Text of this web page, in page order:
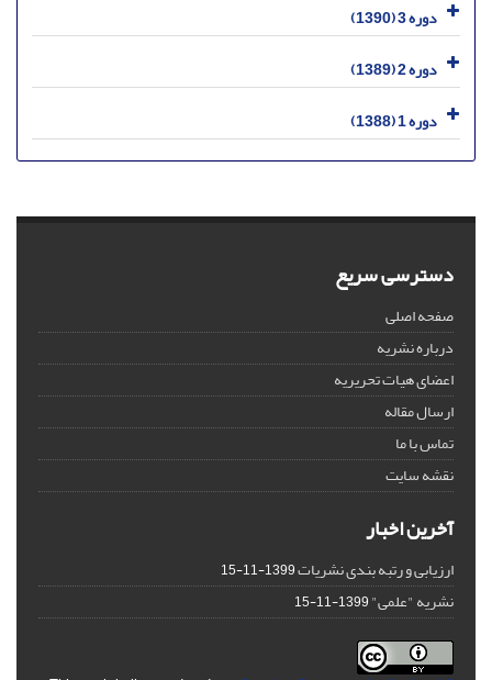
دوره 3 (1390)
دوره 2 (1389)
دوره 1 (1388)
دسترسی سریع
صفحه اصلی
درباره نشریه
اعضای هیات تحریریه
ارسال مقاله
تماس با ما
نقشه سایت
آخرین اخبار
ارزیابی و رتبه بندی نشریات1399-11-15
نشریه "علمی"1399-11-15